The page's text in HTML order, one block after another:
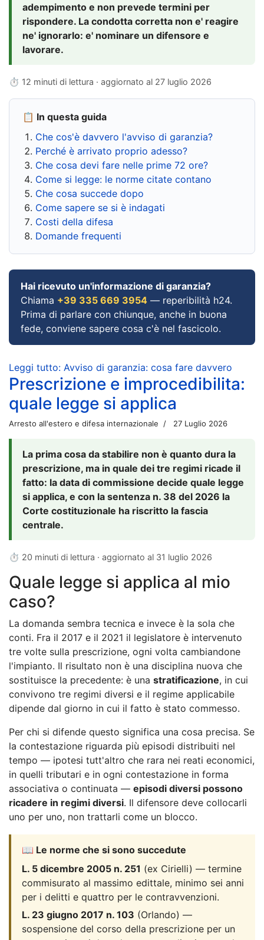
adempimento e non prevede termini per
rispondere. La condotta corretta non e' reagire
ne' ignorarlo: e' nominare un difensore e
lavorare.
⏱ 12 minuti di lettura · aggiornato al 27 luglio 2026
📋 In questa guida
Che cos'è davvero l'avviso di garanzia?
Perché è arrivato proprio adesso?
Che cosa devi fare nelle prime 72 ore?
Come si legge: le norme citate contano
Che cosa succede dopo
Come sapere se si è indagati
Costi della difesa
Domande frequenti
Hai ricevuto un'informazione di garanzia?
Chiama +39 335 669 3954 — reperibilità h24.
Prima di parlare con chiunque, anche in buona
fede, conviene sapere cosa c'è nel fascicolo.
Leggi tutto: Avviso di garanzia: cosa fare davvero
Prescrizione e improcedibilita:
quale legge si applica
Arresto all'estero e difesa internazionale 27 Luglio 2026
La prima cosa da stabilire non è quanto dura la
prescrizione, ma in quale dei tre regimi ricade il
fatto: la data di commissione decide quale legge
si applica, e con la sentenza n. 38 del 2026 la
Corte costituzionale ha riscritto la fascia
centrale.
⏱ 20 minuti di lettura · aggiornato al 31 luglio 2026
Quale legge si applica al mio
caso?
La domanda sembra tecnica e invece è la sola che
conti. Fra il 2017 e il 2021 il legislatore è intervenuto
tre volte sulla prescrizione, ogni volta cambiandone
l'impianto. Il risultato non è una disciplina nuova che
sostituisce la precedente: è una stratificazione, in cui
convivono tre regimi diversi e il regime applicabile
dipende dal giorno in cui il fatto è stato commesso.
Per chi si difende questo significa una cosa precisa. Se
la contestazione riguarda più episodi distribuiti nel
tempo — ipotesi tutt'altro che rara nei reati economici,
in quelli tributari e in ogni contestazione in forma
associativa o continuata — episodi diversi possono
ricadere in regimi diversi. Il difensore deve collocarli
uno per uno, non trattarli come un blocco.
📖 Le norme che si sono succedute
L. 5 dicembre 2005 n. 251 (ex Cirielli) — termine
commisurato al massimo edittale, minimo sei anni
per i delitti e quattro per le contravvenzioni.
L. 23 giugno 2017 n. 103 (Orlando) —
sospensione del corso della prescrizione per un